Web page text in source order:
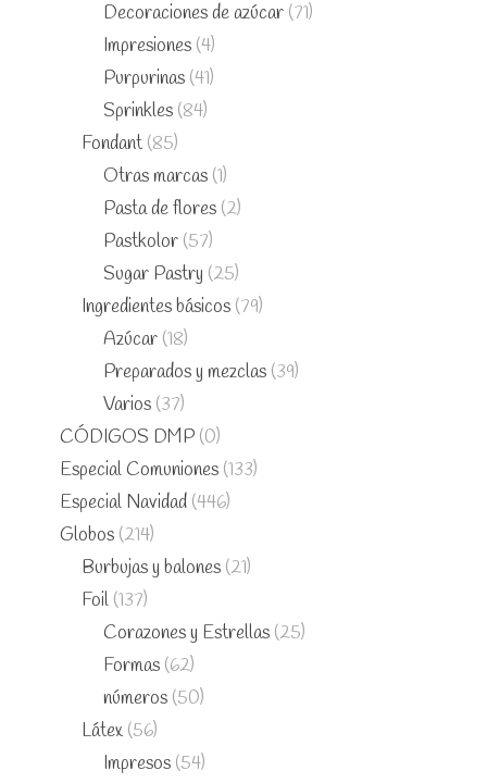
Decoraciones de azúcar (71)
Impresiones (4)
Purpurinas (41)
Sprinkles (84)
Fondant (85)
Otras marcas (1)
Pasta de flores (2)
Pastkolor (57)
Sugar Pastry (25)
Ingredientes básicos (79)
Azúcar (18)
Preparados y mezclas (39)
Varios (37)
CÓDIGOS DMP (0)
Especial Comuniones (133)
Especial Navidad (446)
Globos (214)
Burbujas y balones (21)
Foil (137)
Corazones y Estrellas (25)
Formas (62)
números (50)
Látex (56)
Impresos (54)